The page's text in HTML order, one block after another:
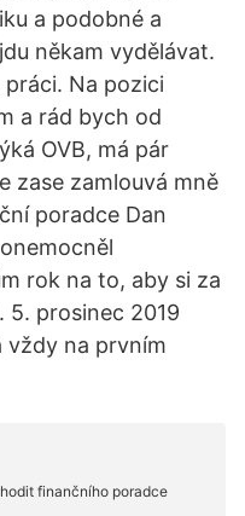
a podobné a
někam vydělávat.
Na pozici
a rád bych od
OVB, má pár
zase zamlouvá mně
poradce Dan
rok na to, aby si za
5. prosinec 2019
vždy na prvním